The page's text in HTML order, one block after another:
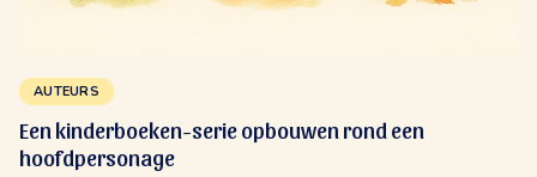
AUTEURS
Een kinderboeken-serie opbouwen rond een
hoofdpersonage